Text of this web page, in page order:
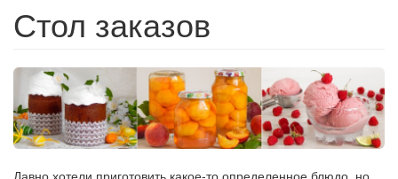
Стол заказов
Давно хотели приготовить какое-то определенное блюдо, но